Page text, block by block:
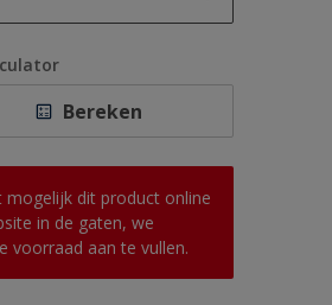
Bereken
dit product online
in de gaten, we
voorraad aan te vullen.